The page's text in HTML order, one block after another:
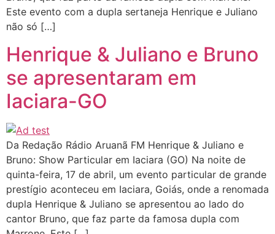
Este evento com a dupla sertaneja Henrique e Juliano
não só […]
Henrique & Juliano e Bruno
se apresentaram em
Iaciara-GO
Da Redação Rádio Aruanã FM Henrique & Juliano e
Bruno: Show Particular em Iaciara (GO) Na noite de
quinta-feira, 17 de abril, um evento particular de grande
prestígio aconteceu em Iaciara, Goiás, onde a renomada
dupla Henrique & Juliano se apresentou ao lado do
cantor Bruno, que faz parte da famosa dupla com